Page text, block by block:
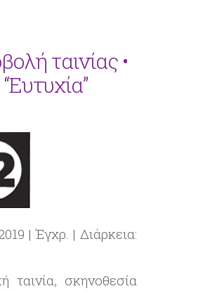
ταινίας •
“Ευτυχία”
| Έγχρ. | Διάρκεια:
ταινία, σκηνοθεσία